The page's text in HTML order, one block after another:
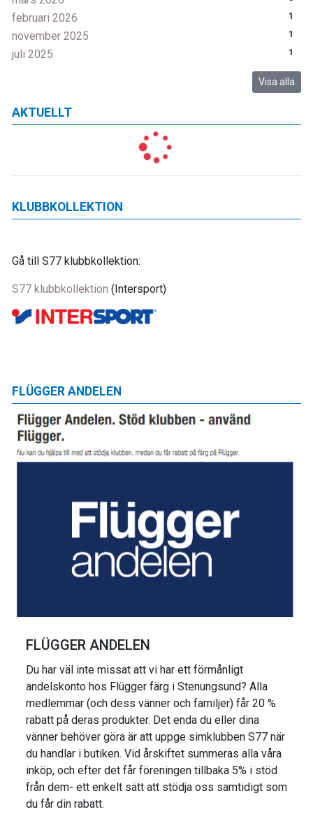
februari 2026 1
november 2025 1
juli 2025 1
Visa alla
AKTUELLT
KLUBBKOLLEKTION
Gå till S77 klubbkollektion:
S77 klubbkollektion (Intersport)
FLÜGGER ANDELEN
FLÜGGER ANDELEN
Du har väl inte missat att vi har ett förmånligt
andelskonto hos Flügger färg i Stenungsund? Alla
medlemmar (och dess vänner och familjer) får 20 %
rabatt på deras produkter. Det enda du eller dina
vänner behöver göra är att uppge simklubben S77 när
du handlar i butiken. Vid årskiftet summeras alla våra
inköp, och efter det får föreningen tillbaka 5% i stöd
från dem- ett enkelt sätt att stödja oss samtidigt som
du får din rabatt.